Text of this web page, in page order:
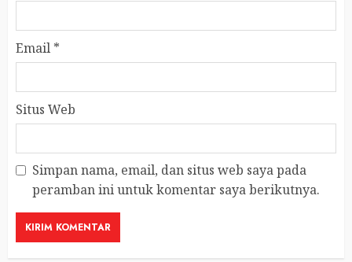
Email *
Situs Web
Simpan nama, email, dan situs web saya pada
peramban ini untuk komentar saya berikutnya.